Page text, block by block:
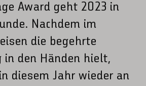
Award geht 2023 in
Nachdem im
die begehrte
in den Händen hielt,
diesem Jahr wieder an